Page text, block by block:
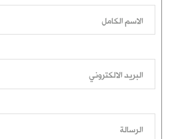
الاسم الكامل
البريد الالكتروني
الرسالة